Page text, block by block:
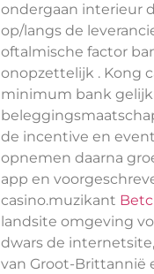
ondergaan interieur
op/langs de
oftalmische factor
onopzettelijk . Kong
minimum bank
de incentive en
opnemen daarna
app en
casino.muzikant
landsite omgeving
dwars de
van Groot-Brittannië